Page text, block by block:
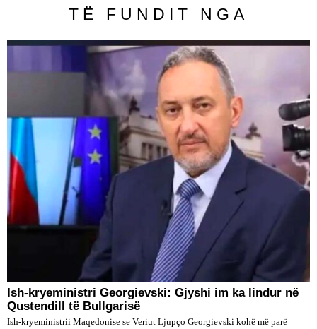
TË FUNDIT NGA
Ish-kryeministri Georgievski: Gjyshi im ka lindur në
Qustendill të Bullgarisë
Ish-kryeministrii Maqedonise se Veriut Ljupço Georgievski kohë më parë